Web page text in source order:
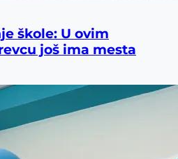
škole: U ovim
još ima mesta